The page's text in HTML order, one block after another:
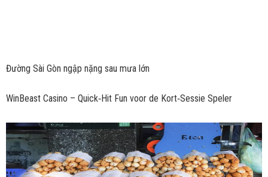
Đường Sài Gòn ngập nặng sau mưa lớn
WinBeast Casino – Quick‑Hit Fun voor de Kort‑Sessie Speler